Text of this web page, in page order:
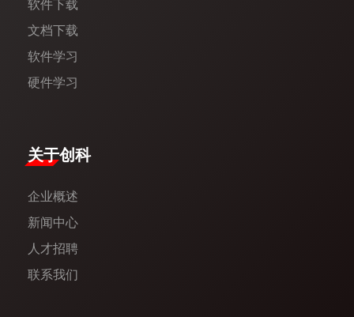
软件下载
文档下载
软件学习
硬件学习
​关于创科​
企业概述
新闻中心​
人才招聘
联系我们